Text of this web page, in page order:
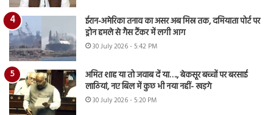
ईरान-अमेरिका तनाव का असर अब मिस्र तक, दमियाता पोर्ट पर
ड्रोन हमले से गैस टैंकर में लगी आग
30 July 2026 - 5:42 PM
अमित शाह या तो जवाब दें या…., बेकसूर बच्चों पर बरसाई
लाठियां, नए बिल में कुछ भी नया नहीं- खड़गे
30 July 2026 - 5:20 PM